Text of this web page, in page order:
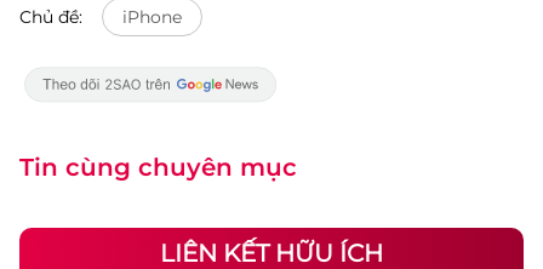
Chủ đề: iPhone
Tin cùng chuyên mục
LIÊN KẾT HỮU ÍCH